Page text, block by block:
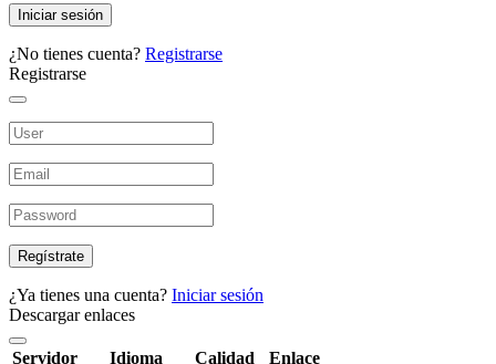
Iniciar sesión
¿No tienes cuenta? Registrarse
Registrarse
Regístrate
¿Ya tienes una cuenta? Iniciar sesión
Descargar enlaces
Servidor Idioma Calidad Enlace